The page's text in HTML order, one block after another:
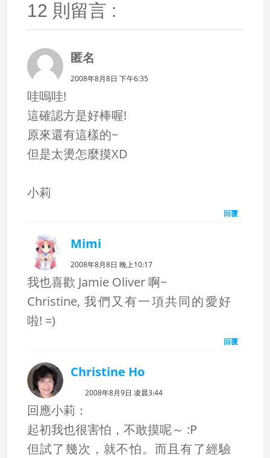
12 則留言 :
匿名
2008年8月8日 下午6:35
哇嗚哇!
這確認方是好棒喔!
原來還有這樣的~
但是太燙怎麼摸XD
小莉
回覆
Mimi
2008年8月8日 晚上10:17
我也喜歡 Jamie Oliver 啊~
Christine, 我們又有一項共同的愛好
啦! =)
回覆
Christine Ho
2008年8月9日 凌晨3:44
回應小莉：
起初我也很害怕，不敢摸呢～ :P
但試了幾次，就不怕。而且有了經驗